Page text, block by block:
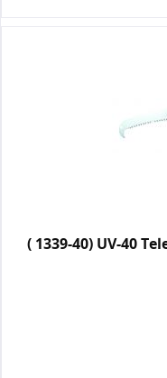
( 1339-40) UV-40